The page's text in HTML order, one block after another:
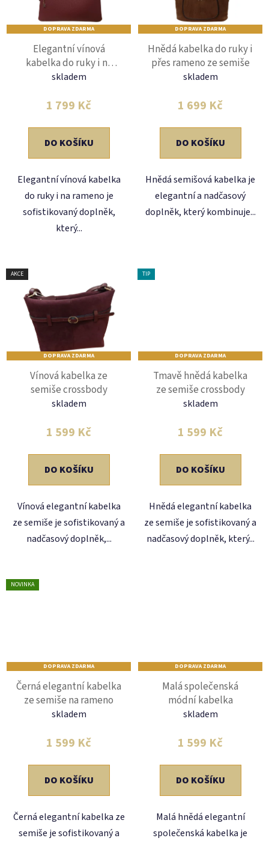
o
d
p
r
DOPRAVA ZDARMA
Elegantní vínová
kabelka do ruky i na
rameno
skladem
1 799 Kč
DO KOŠÍKU
Elegantní vínová kabelka
do ruky i na rameno je
sofistikovaný doplněk,
který...
DOPRAVA ZDARMA
Hnědá kabelka do ruky i
přes rameno ze semiše
skladem
1 699 Kč
DO KOŠÍKU
Hnědá semišová kabelka je
elegantní a nadčasový
doplněk, který kombinuje...
AKCE
DOPRAVA ZDARMA
Vínová kabelka ze
semiše crossbody
skladem
1 599 Kč
DO KOŠÍKU
Vínová elegantní kabelka
ze semiše je sofistikovaný a
nadčasový doplněk,...
TIP
DOPRAVA ZDARMA
Tmavě hnědá kabelka
ze semiše crossbody
skladem
1 599 Kč
DO KOŠÍKU
Hnědá elegantní kabelka
ze semiše je sofistikovaný a
nadčasový doplněk, který...
NOVINKA
DOPRAVA ZDARMA
Černá elegantní kabelka
ze semiše na rameno
skladem
1 599 Kč
DO KOŠÍKU
Černá elegantní kabelka ze
semiše je sofistikovaný a
DOPRAVA ZDARMA
Malá společenská
módní kabelka
skladem
1 599 Kč
DO KOŠÍKU
Malá hnědá elegantní
společenská kabelka je